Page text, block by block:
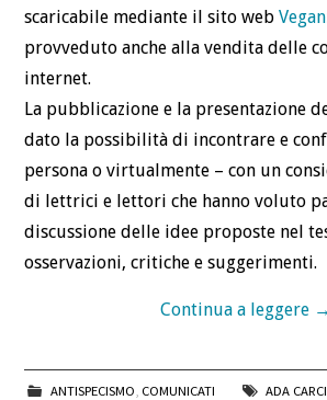
scaricabile mediante il sito web
provveduto anche alla vendita delle
internet.
La pubblicazione e la presentazione
dato la possibilità di incontrare e
persona o virtualmente – con un
di lettrici e lettori che hanno voluto
discussione delle idee proposte nel
osservazioni, critiche e suggerimenti.
Continua a leggere →
ANTISPECISMO COMUNICATI ADA